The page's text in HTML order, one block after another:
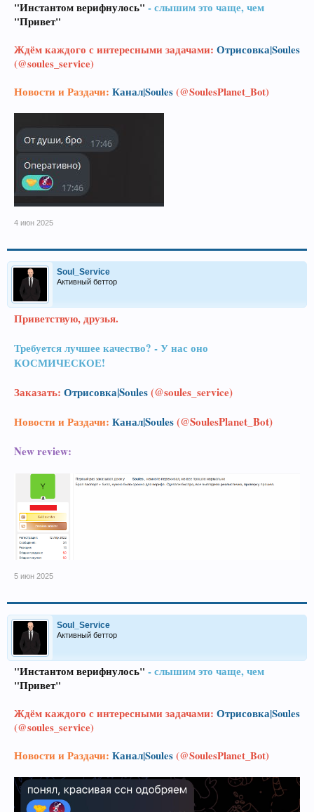
"Инстантом верифнулось" - слышим это чаще, чем
"Привет"
Ждём каждого с интересными задачами: Отрисовка|Soules
(@soules_service)
Новости и Раздачи: Канал|Soules(@SoulesPlanet_Bot)
4 июн 2025
Soul_Service
Активный беттор
Приветствую, друзья.
Требуется лучшее качество? - У нас оно
КОСМИЧЕСКОЕ!
Заказать: Отрисовка|Soules(@soules_service)
Новости и Раздачи: Канал|Soules(@SoulesPlanet_Bot)
New review:
5 июн 2025
Soul_Service
Активный беттор
"Инстантом верифнулось" - слышим это чаще, чем
"Привет"
Ждём каждого с интересными задачами: Отрисовка|Soules
(@soules_service)
Новости и Раздачи: Канал|Soules(@SoulesPlanet_Bot)